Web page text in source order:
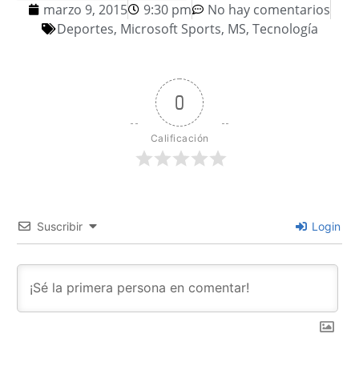
marzo 9, 2015 9:30 pm
No hay comentarios
Deportes, Microsoft Sports, MS, Tecnología
0
Calificación
Suscribir Login